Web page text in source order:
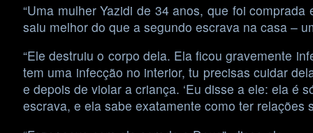
“Uma mulher Yazidi de 34 anos, que foi
saiu melhor do que a segundo escrava na casa –
“Ele destruiu o corpo dela. Ela ficou gravemente
tem uma infecção no interior, tu precisas cuidar
e depois de violar a criança. ‘Eu disse a ele: ela é
escrava, e ela sabe exatamente como ter relações